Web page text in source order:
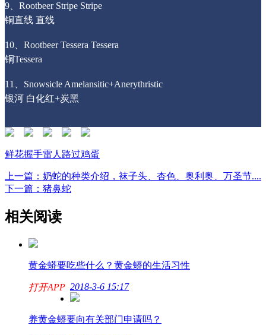
9、Rootbeer Stripe Stripe
铜直线 直线
10、Rootbeer Tessera Tessera
铜Tessera
11、Snowsicle Amelansitic+Anerythristic
银河 白化红+炭黑
鲜花握手雷人 路过鸡蛋
上一篇：奶蛇的种类介绍，袜子头、杏色、奥利奥、万圣节....
下一篇：猪鼻蛇
相关阅读
黄金蟒要吃些什么？黄金蟒的生活习性
2018-3-6 15:17
打开APP
养黄金蟒要向有关部门申请吗？